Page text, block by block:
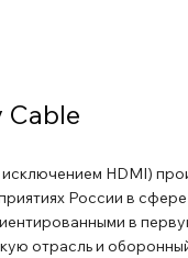
рукав Внешний
Cable
исключением HDMI)
России в сфере
в
отрасль и